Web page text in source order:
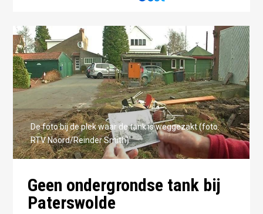
De foto bij de plek waar de tank is weggezakt (foto:
RTV Noord/Reinder Smith)
Geen ondergrondse tank bij
Paterswolde